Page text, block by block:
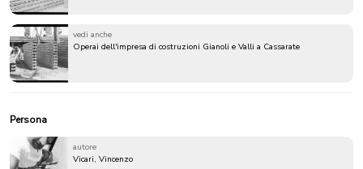
vedi anche
Operai dell'impresa di costruzioni Gianoli e Valli a Cassarate
Persona
autore
Vicari, Vincenzo